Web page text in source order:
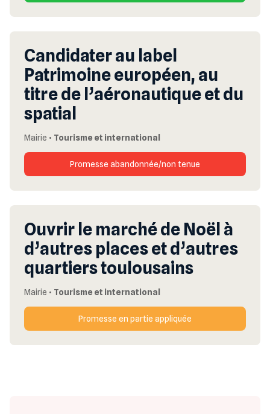
Candidater au label
Patrimoine européen, au
titre de l’aéronautique et du
spatial
Mairie • Tourisme et international
Promesse abandonnée/non tenue
Ouvrir le marché de Noël à
d’autres places et d’autres
quartiers toulousains
Mairie • Tourisme et international
Promesse en partie appliquée